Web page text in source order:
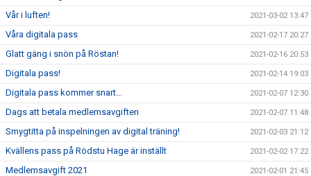
Vår i luften! 2021-03-02 13:47
Våra digitala pass 2021-02-17 20:27
Glatt gäng i snön på Röstan! 2021-02-16 20:53
Digitala pass! 2021-02-14 19:03
Digitala pass kommer snart... 2021-02-07 12:30
Dags att betala medlemsavgiften 2021-02-07 11:48
Smygtitta på inspelningen av digital träning! 2021-02-03 21:12
Kvällens pass på Rödstu Hage är inställt 2021-02-02 17:22
Medlemsavgift 2021 2021-02-01 21:45